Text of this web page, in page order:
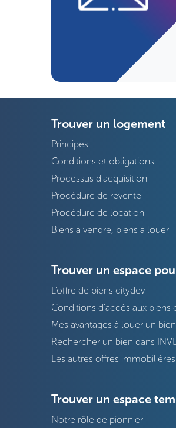
Trouver un logement
Principes
Conditions et obligations
Processus d'acquisition
Procédure de revente
Procédure de location
Biens à vendre, biens à louer
Trouver un espace
L'offre de biens citydev
Conditions d'accès aux biens
Mes avantages à louer un
Rechercher un bien dans
Les autres offres
Trouver un espace
Notre rôle de pionnier